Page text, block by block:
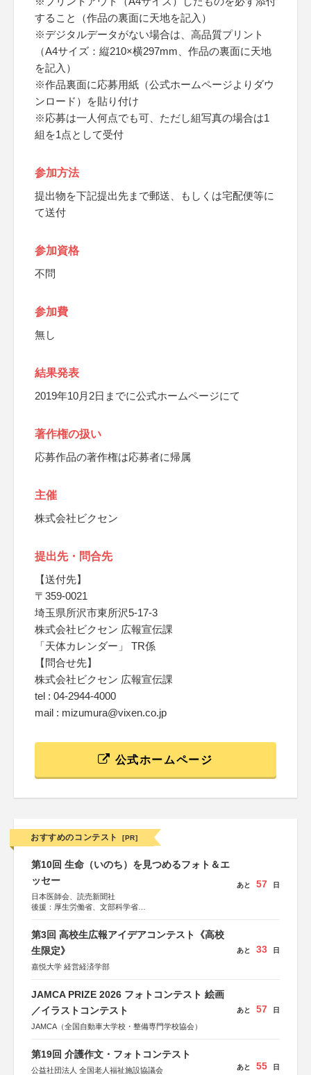
すること（作品の裏面に天地を記入）
※デジタルデータがない場合は、高品質プリント
（A4サイズ：縦210×横297mm、作品の裏面に天地
を記入）
※作品裏面に応募用紙（公式ホームページよりダウ
ンロード）を貼り付け
※応募は一人何点でも可、ただし組写真の場合は1
組を1点として受付
参加方法
提出物を下記提出先まで郵送、もしくは宅配便等に
て送付
参加資格
不問
参加費
無し
結果発表
2019年10月2日までに公式ホームページにて
著作権の扱い
応募作品の著作権は応募者に帰属
主催
株式会社ビクセン
提出先・問合先
【送付先】
〒359-0021
埼玉県所沢市東所沢5-17-3
株式会社ビクセン 広報宣伝課
「天体カレンダー」 TR係
【問合せ先】
株式会社ビクセン 広報宣伝課
tel : 04-2944-4000
mail : mizumura@vixen.co.jp
公式ホームページ
おすすめのコンテスト [PR]
第10回 生命（いのち）を見つめるフォト＆エ
ッセー
日本医師会、読売新聞社
後援：厚生労働省、文部科学省
しん生命保険株式会社
あと 57 日
第3回 高校生広報アイデアコンテスト《高校
生限定》
嘉悦大学 経営経済学部
あと 33 日
JAMCA PRIZE 2026 フォトコンテスト 絵画
／イラストコンテスト
JAMCA（全国自動車大学校・整備専門学校協会）
あと 57 日
第19回 介護作文・フォトコンテスト
公益社団法人 全国老人福祉施設協議会 あと 55 日